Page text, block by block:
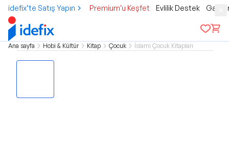
idefix’te Satış Yapın Premium'u Keşfet Evlilik Destek
Ana sayfa Hobi & Kültür Kitap Çocuk İslami Çocuk Kitapları